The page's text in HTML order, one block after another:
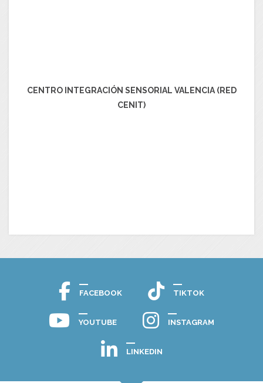
CENTRO INTEGRACIÓN SENSORIAL VALENCIA (RED
CENIT)
FACEBOOK TIKTOK
YOUTUBE INSTAGRAM
LINKEDIN